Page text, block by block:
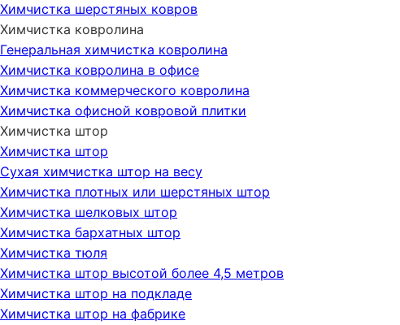
Химчистка шерстяных ковров
Химчистка ковролина
Генеральная химчистка ковролина
Химчистка ковролина в офисе
Химчистка коммерческого ковролина
Химчистка офисной ковровой плитки
Химчистка штор
Химчистка штор
Сухая химчистка штор на весу
Химчистка плотных или шерстяных штор
Химчистка шелковых штор
Химчистка бархатных штор
Химчистка тюля
Химчистка штор высотой более 4,5 метров
Химчистка штор на подкладе
Химчистка штор на фабрике